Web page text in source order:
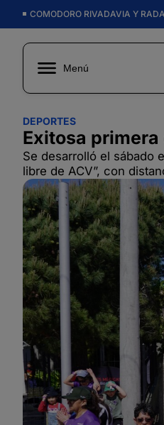
COMODORO RIVADAVIA Y
Menú
DEPORTES
Exitosa primera
Se desarrolló el sábado
libre de ACV”, con